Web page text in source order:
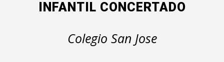
INFANTIL CONCERTADO
Colegio San Jose